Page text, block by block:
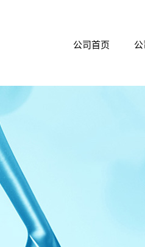
公司首页